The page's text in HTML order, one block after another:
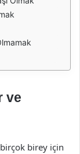
ve
birey için